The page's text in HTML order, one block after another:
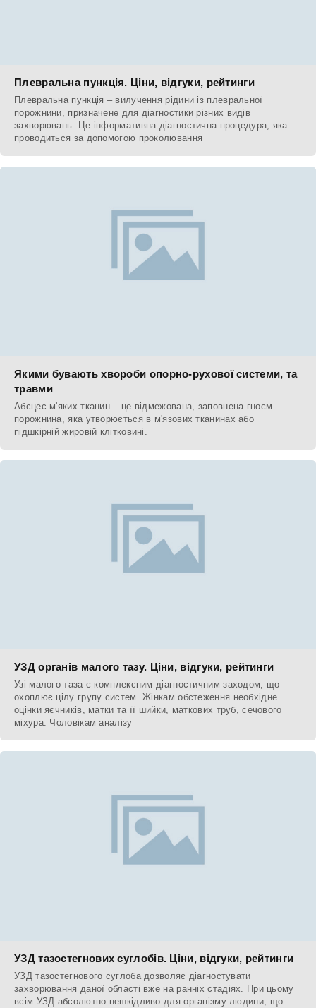
Плевральна пункція. Ціни, відгуки, рейтинги
Плевральна пункція – вилучення рідини із плевральної
порожнини, призначене для діагностики різних видів
захворювань. Це інформативна діагностична процедура, яка
проводиться за допомогою проколювання
Якими бувають хвороби опорно-рухової системи, та
травми
Абсцес м'яких тканин – це відмежована, заповнена гноєм
порожнина, яка утворюється в м'язових тканинах або
підшкірній жировій клітковині.
УЗД органів малого тазу. Ціни, відгуки, рейтинги
Узі малого таза є комплексним діагностичним заходом, що
охоплює цілу групу систем. Жінкам обстеження необхідне
оцінки яєчників, матки та її шийки, маткових труб, сечового
міхура. Чоловікам аналізу
УЗД тазостегнових суглобів. Ціни, відгуки, рейтинги
УЗД тазостегнового суглоба дозволяє діагностувати
захворювання даної області вже на ранніх стадіях. При цьому
всім УЗД абсолютно нешкідливо для організму людини, що